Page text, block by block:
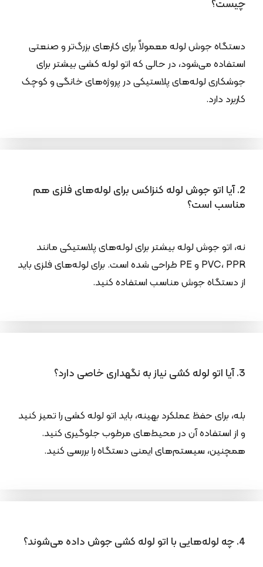
چیست؟
دستگاه جوش لوله معمولاً برای کارهای بزرگ‌تر و صنعتی
استفاده می‌شود، در حالی که اتو لوله کشی بیشتر برای
جوشکاری لوله‌های پلاستیکی در پروژه‌های خانگی و کوچک
کاربرد دارد.
2. آیا اتو جوش لوله کنزاکس برای لوله‌های فلزی هم
مناسب است؟
نه، اتو جوش لوله بیشتر برای لوله‌های پلاستیکی مانند
PVC، PPR و PE طراحی شده است. برای لوله‌های فلزی باید
از دستگاه جوش مناسب استفاده کنید.
3. آیا اتو لوله کشی نیاز به نگهداری خاصی دارد؟
بله، برای حفظ عملکرد بهینه، باید اتو لوله کشی را تمیز کنید
و از استفاده آن در محیط‌های مرطوب جلوگیری کنید.
همچنین، سیستم‌های ایمنی دستگاه را بررسی کنید.
4. چه لوله‌هایی با اتو لوله کشی جوش داده می‌شوند؟